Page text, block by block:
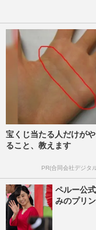
宝くじ当たる人だけが
ること、教えます
PR(合同会社デジタ
ペルー公
みのプリ